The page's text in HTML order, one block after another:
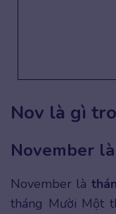
Nov là gì
November
November là
tháng Mười Một